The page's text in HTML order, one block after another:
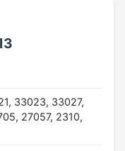
33023, 33027,
27057, 2310,